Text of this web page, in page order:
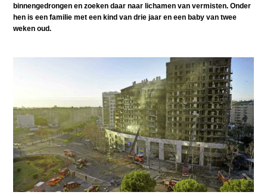
binnengedrongen en zoeken daar naar lichamen van vermisten. Onder
hen is een familie met een kind van drie jaar en een baby van twee
weken oud.